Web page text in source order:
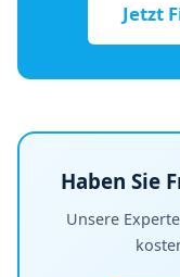
Jetzt
Haben Sie
Unsere